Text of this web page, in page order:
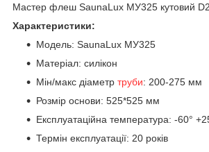
Мастер флеш SaunaLux МУ325 кутовий
Характеристики:
Модель: SaunaLux МУ325
Матеріал: силікон
Мін/макс діаметр труби: 200-275 мм
Розмір основи: 525*525 мм
Експлуатаційна температура: -60°
Термін експлуатації: 20 років